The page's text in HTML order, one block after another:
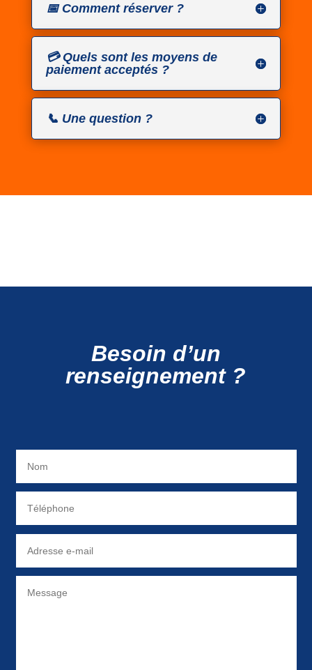
📅 Comment réserver ?
💳 Quels sont les moyens de
paiement acceptés ?
📞 Une question ?
Besoin d’un
renseignement ?